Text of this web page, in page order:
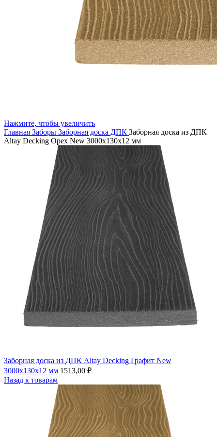
Нажмите, чтобы увеличить
Главная Заборы Заборная доска ДПК Заборная доска из ДПК
Altay Decking Орех New 3000х130х12 мм
Заборная доска из ДПК Altay Decking Графит New
3000х130х12 мм 1513,00 ₽
Назад к товарам